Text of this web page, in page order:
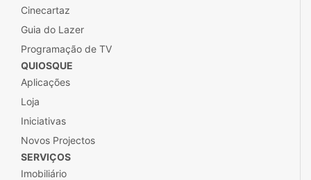
Cinecartaz
Guia do Lazer
Programação de TV
QUIOSQUE
Aplicações
Loja
Iniciativas
Novos Projectos
SERVIÇOS
Imobiliário